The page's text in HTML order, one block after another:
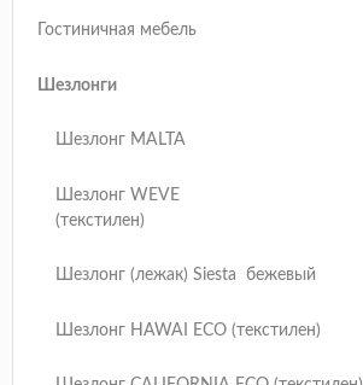
Гостиничная мебель
Шезлонги
Шезлонг MALTA
Шезлонг WEVE
(текстилен)
Шезлонг (лежак) Siesta бежевый
Шезлонг HAWAI ECO (текстилен)